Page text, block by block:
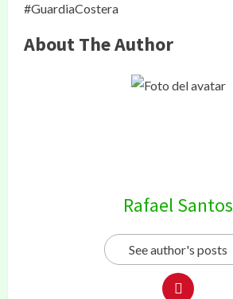
#GuardiaCostera
About The Author
Rafael Santos
See author's posts